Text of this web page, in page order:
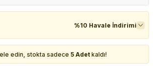
%10 Havale İndirimi
edin, stokta sadece 5 Adet kaldı!